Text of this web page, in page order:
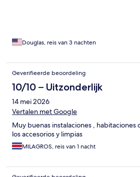
Douglas, reis van 3 nachten
Geverifieerde beoordeling
10/10 – Uitzonderlijk
14 mei 2026
Vertalen met Google
Muy buenas instalaciones , habitaciones
los accesorios y limpias
MILAGROS, reis van 1 nacht